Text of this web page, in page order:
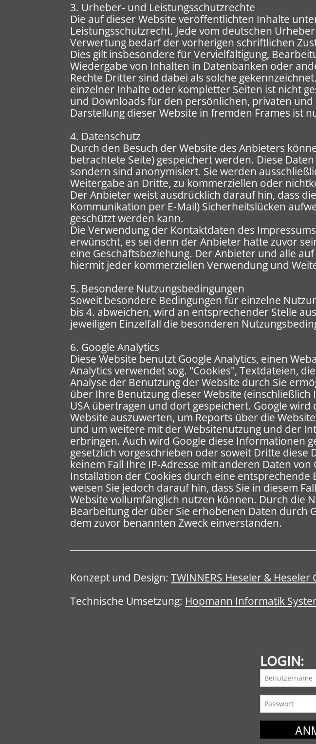
3. Urheber- und Leistungsschutzrechte
Die auf dieser Website veröffentlichten Inhalte
Leistungsschutzrecht. Jede vom deutschen
Verwertung bedarf der vorherigen schriftlichen
Dies gilt insbesondere für Vervielfältigung,
Wiedergabe von Inhalten in Datenbanken oder
Rechte Dritter sind dabei als solche
einzelner Inhalte oder kompletter Seiten ist nicht
und Downloads für den persönlichen, privaten
Darstellung dieser Website in fremden Frames ist
4. Datenschutz
Durch den Besuch der Website des Anbieters
betrachtete Seite) gespeichert werden. Diese
sondern sind anonymisiert. Sie werden
Weitergabe an Dritte, zu kommerziellen oder
Der Anbieter weist ausdrücklich darauf hin, dass
Kommunikation per E-Mail) Sicherheitslücken
geschützt werden kann.
Die Verwendung der Kontaktdaten des
erwünscht, es sei denn der Anbieter hatte zuvor
eine Geschäftsbeziehung. Der Anbieter und alle
hiermit jeder kommerziellen Verwendung und
5. Besondere Nutzungsbedingungen
Soweit besondere Bedingungen für einzelne
bis 4. abweichen, wird an entsprechender Stelle
jeweiligen Einzelfall die besonderen
6. Google Analytics
Diese Website benutzt Google Analytics, einen
Analytics verwendet sog. "Cookies", Textdateien,
Analyse der Benutzung der Website durch Sie
über Ihre Benutzung dieser Website
USA übertragen und dort gespeichert. Google
Website auszuwerten, um Reports über die
und um weitere mit der Websitenutzung und der
erbringen. Auch wird Google diese Informationen
gesetzlich vorgeschrieben oder soweit Dritte diese
keinem Fall Ihre IP-Adresse mit anderen Daten
Installation der Cookies durch eine
weisen Sie jedoch darauf hin, dass Sie in diesem
Website vollumfänglich nutzen können. Durch die
Bearbeitung der über Sie erhobenen Daten durch
dem zuvor benannten Zweck einverstanden.
Konzept und Design: TWINNERS Heseler & Heseler
Technische Umsetzung: Hopmann Informatik
LOGIN: